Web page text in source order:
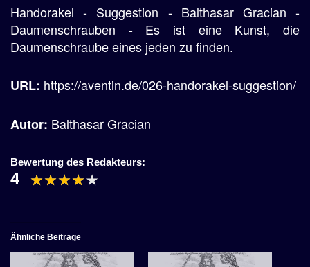
Handorakel - Suggestion - Balthasar Gracian -
Daumenschrauben - Es ist eine Kunst, die
Daumenschraube eines jeden zu finden.
URL: https://aventin.de/026-handorakel-suggestion/
Autor: Balthasar Gracian
Bewertung des Redakteurs:
4
Ähnliche Beiträge